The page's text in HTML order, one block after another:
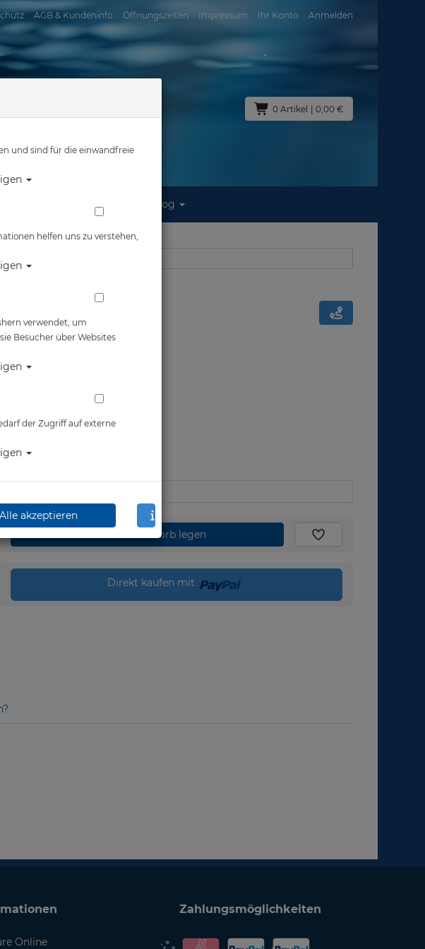
AGB & Kundeninfo Öffnungszeiten Impressum Ihr Konto Anmelden
0 Artikel | 0,00 €
Reisen Blog
LI-ION 3A VRX / XJVR
3A VRX / XJVR
in den Warenkorb legen
Direkt kaufen mit
Online
Zahlungsmöglichkeiten
und sind für die einwandfreie
helfen uns zu verstehen,
verwendet, um
Besucher über Websites
der Zugriff auf externe
Alle akzeptieren